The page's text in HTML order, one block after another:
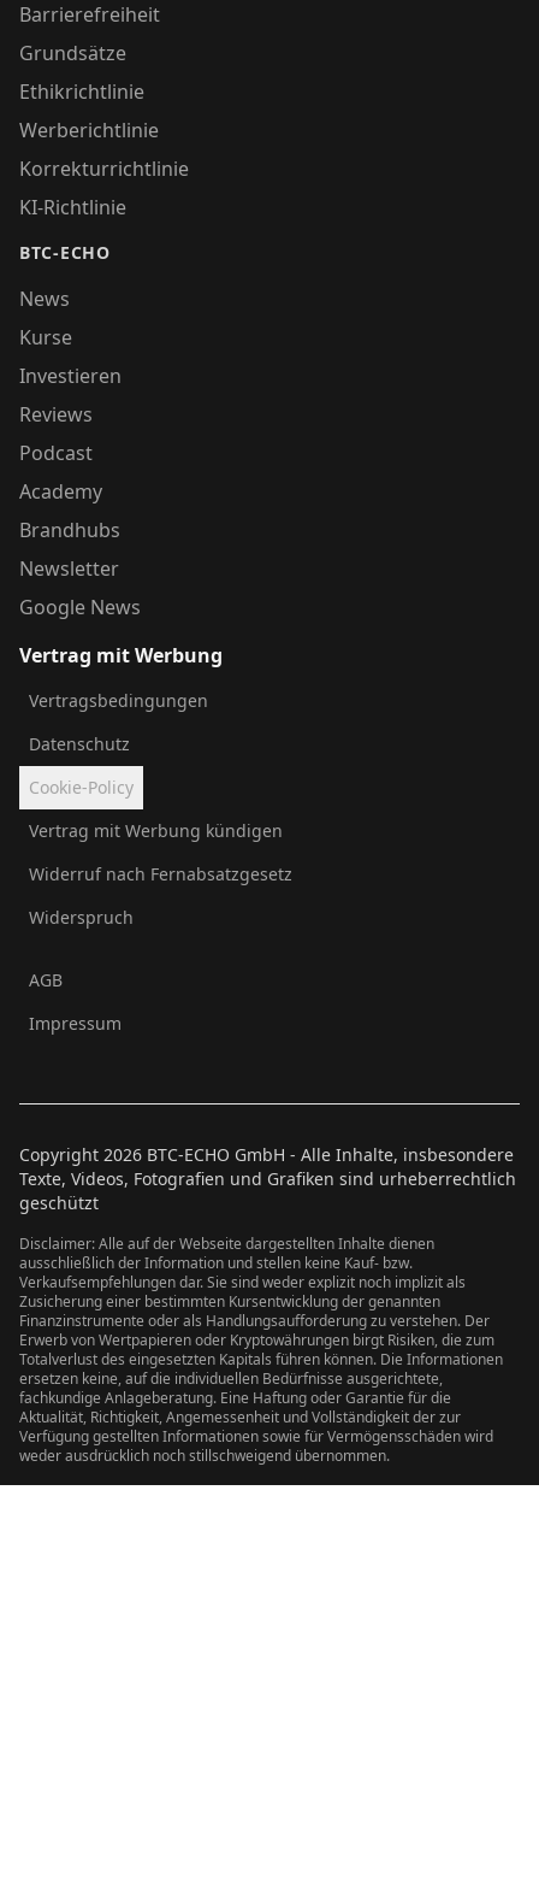
Barrierefreiheit
Grundsätze
Ethikrichtlinie
Werberichtlinie
Korrekturrichtlinie
KI-Richtlinie
BTC-ECHO
News
Kurse
Investieren
Reviews
Podcast
Academy
Brandhubs
Newsletter
Google News
Vertrag mit Werbung
Vertragsbedingungen
Datenschutz
Cookie-Policy
Vertrag mit Werbung kündigen
Widerruf nach Fernabsatzgesetz
Widerspruch
AGB
Impressum
Copyright 2026 BTC-ECHO GmbH - Alle Inhalte, insbesondere
Texte, Videos, Fotografien und Grafiken sind urheberrechtlich
geschützt
Disclaimer: Alle auf der Webseite dargestellten Inhalte dienen
ausschließlich der Information und stellen keine Kauf- bzw.
Verkaufsempfehlungen dar. Sie sind weder explizit noch implizit als
Zusicherung einer bestimmten Kursentwicklung der genannten
Finanzinstrumente oder als Handlungsaufforderung zu verstehen. Der
Erwerb von Wertpapieren oder Kryptowährungen birgt Risiken, die zum
Totalverlust des eingesetzten Kapitals führen können. Die Informationen
ersetzen keine, auf die individuellen Bedürfnisse ausgerichtete,
fachkundige Anlageberatung. Eine Haftung oder Garantie für die
Aktualität, Richtigkeit, Angemessenheit und Vollständigkeit der zur
Verfügung gestellten Informationen sowie für Vermögensschäden wird
weder ausdrücklich noch stillschweigend übernommen.